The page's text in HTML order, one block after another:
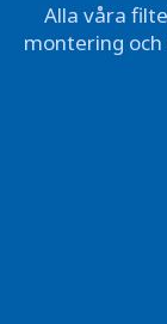
Alla våra
montering